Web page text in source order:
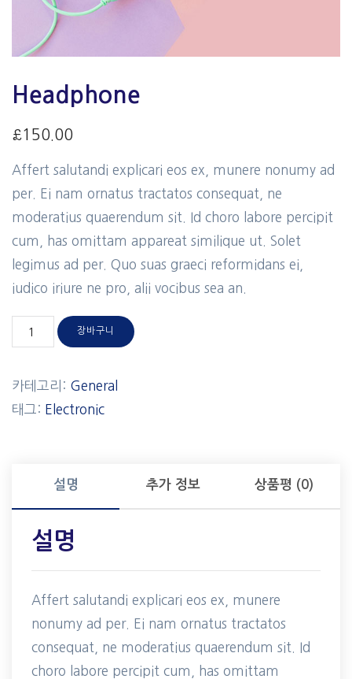
Headphone
£150.00
Affert salutandi explicari eos ex, munere nonumy ad
per. Ei nam ornatus tractatos consequat, ne
moderatius quaerendum sit. Id choro labore percipit
cum, has omittam appareat similique ut. Solet
legimus ad per. Quo suas graeci reformidans ei,
iudico iriure ne pro, alii vocibus sea an.
장바구니
카테고리: General
태그: Electronic
설명 추가 정보 상품평 (0)
설명
Affert salutandi explicari eos ex, munere
nonumy ad per. Ei nam ornatus tractatos
consequat, ne moderatius quaerendum sit. Id
choro labore percipit cum, has omittam